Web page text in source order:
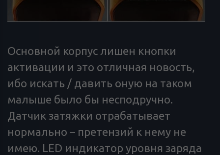
Основной корпус лишен кнопки
активации и это отличная новость,
ибо искать / давить оную на таком
малыше было бы несподручно.
Датчик затяжки отрабатывает
нормально – претензий к нему не
имею. LED индикатор уровня заряда